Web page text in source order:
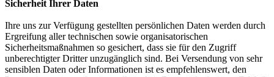
Sicherheit Ihrer Daten
Ihre uns zur Verfügung gestellten persönlichen Daten werden durch
Ergreifung aller technischen sowie organisatorischen
Sicherheitsmaßnahmen so gesichert, dass sie für den Zugriff
unberechtigter Dritter unzugänglich sind. Bei Versendung von sehr
sensiblen Daten oder Informationen ist es empfehlenswert, den